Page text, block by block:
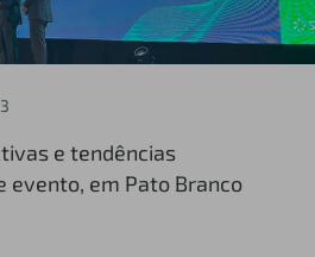
e tendências
evento, em Pato Branco